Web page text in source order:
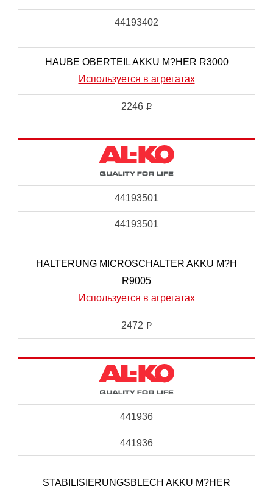
44193402
HAUBE OBERTEIL AKKU M?HER R3000
Используется в агрегатах
2246 i
44193501
44193501
HALTERUNG MICROSCHALTER AKKU M?H
R9005
Используется в агрегатах
2472 i
441936
441936
STABILISIERUNGSBLECH AKKU M?HER